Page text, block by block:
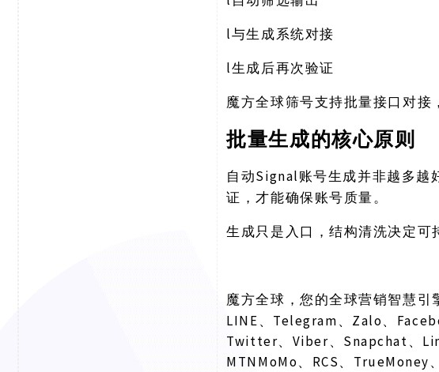
l与生成系统对接
l生成后再次验证
魔方全球筛号支持批量接口对接
批量生成的核心原则
自动Signal账号生成并非越多越
证，才能确保账号质量。
生成只是入口，结构清洗决定可
魔方全球，您的全球营销智慧
LINE、Telegram、Zalo、
Twitter、Viber、Snapchat、
MTNMoMo、RCS、TrueMoney